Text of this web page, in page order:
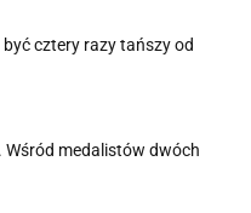
cztery razy tańszy od
medalistów dwóch